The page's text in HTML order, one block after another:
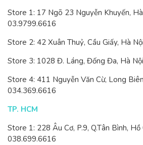
Store 1: 17 Ngõ 23 Nguyễn Khuyến,
03.9799.6616
Store 2: 42 Xuân Thuỷ, Cầu Giấy, Hà
Store 3: 1028 Đ. Láng, Đống Đa, Hà
Store 4: 411 Nguyễn Văn Cừ, Long
034.369.6616
TP. HCM
Store 1: 228 Âu Cơ, P.9, Q.Tân Bình, Hồ
038.699.6616